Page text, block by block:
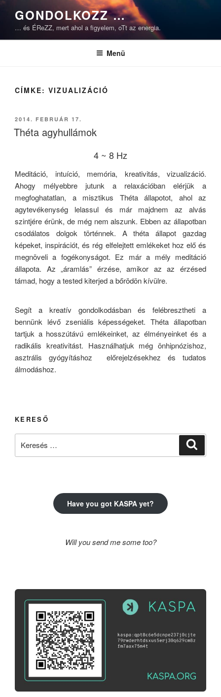
Tartalomhoz
GONDOLKOZZ …
… és ÉReZZ, mert ahol a figyelem, oTt az energia.
Menü
CÍMKE: VIZUALIZÁCIÓ
BEKÜLDVE:
2014. FEBRUÁR 17.
Théta agyhullámok
4 ~ 8 Hz
Meditáció, intuíció, memória, kreativitás, vizualizáció.
Ahogy mélyebbre jutunk a relaxációban elérjük a
megfoghatatlan, a misztikus Théta állapotot, ahol az
agytevékenység lelassul és már majdnem az alvás
szintjére érünk, de még nem alszunk. Ebben az állapotban
csodálatos dolgok történnek. A théta állapot gazdag
képeket, inspirációt, és rég elfelejtett emlékeket hoz elő és
megnöveli a fogékonyságot. Ez már a mély meditáció
állapota. Az „áramlás” érzése, amikor az az érzésed
támad, hogy a tested kiterjed a bőrödön kívülre.
Segít a kreatív gondolkodásban és felébresztheti a
bennünk lévő zseniális képességeket. Théta állapotban
tartjuk a hosszútávú emlékeinket, az élményeinket és a
radikális kreativitást. Használhatjuk még önhipnózishoz,
asztrális gyógyításhoz előrejelzésekhez és tudatos
álmodáshoz.
KERESŐ
Have you got KASPA yet?
Will you send me some too?